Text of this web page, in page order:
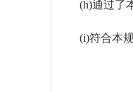
(h)通过了
(i)符合本